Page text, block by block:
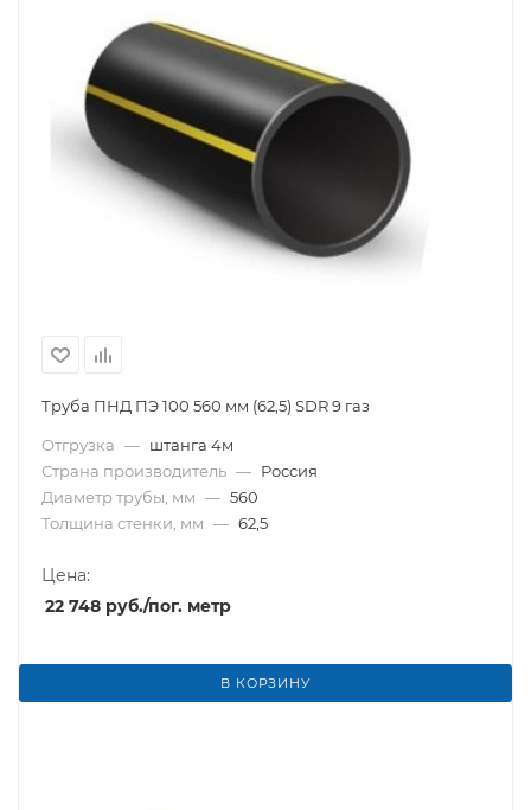
Труба ПНД ПЭ 100 560 мм (62,5) SDR 9 газ
Отгрузка — штанга 4м
Страна производитель — Россия
Диаметр трубы, мм — 560
Толщина стенки, мм — 62,5
Цена:
22 748 руб./пог. метр
В КОРЗИНУ